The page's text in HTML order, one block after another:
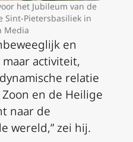
het Jubileum van de
Sint-Pietersbasiliek in
Media
en
activiteit,
relatie
en de Heilige
naar de
wereld,” zei hij.